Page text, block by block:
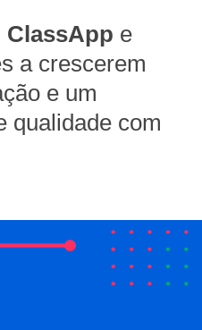
ClassApp e
a crescerem
e um
qualidade com